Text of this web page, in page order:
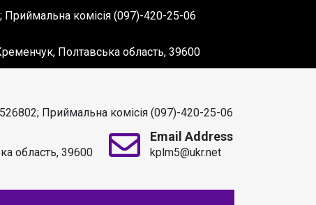
Приймальна комісія (097)-420-25-06
Полтавська область, 39600
С. МАКАРЕНКА
Приймальна комісія (097)-420-25-06
область, 39600
Email Address
kplm5@ukr.net